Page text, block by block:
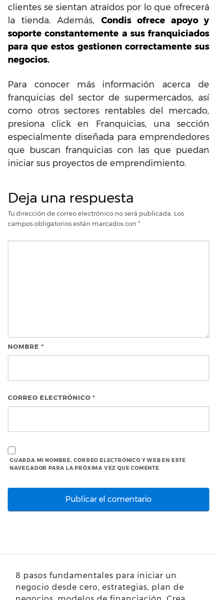
clientes se sientan atraídos por lo que ofrecerá
la tienda. Además, Condis ofrece apoyo y
soporte constantemente a sus franquiciados
para que estos gestionen correctamente sus
negocios.
Para conocer más información acerca de
franquicias del sector de supermercados, así
como otros sectores rentables del mercado,
presiona click en Franquicias, una sección
especialmente diseñada para emprendedores
que buscan franquicias con las que puedan
iniciar sus proyectos de emprendimiento.
Deja una respuesta
Tu dirección de correo electrónico no será publicada. Los
campos obligatorios están marcados con *
NOMBRE *
CORREO ELECTRÓNICO *
GUARDA MI NOMBRE, CORREO ELECTRÓNICO Y WEB EN ESTE
NAVEGADOR PARA LA PRÓXIMA VEZ QUE COMENTE.
8 pasos fundamentales para iniciar un
negocio desde cero, estrategias, plan de